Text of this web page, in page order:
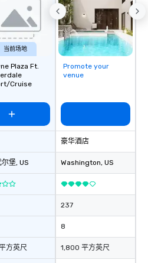
当前场地
Plaza Ft.
Cruise
尔堡, US
方英尺
Promote your
venue
豪华酒店
Washington, US
237
8
1,800 平方英尺